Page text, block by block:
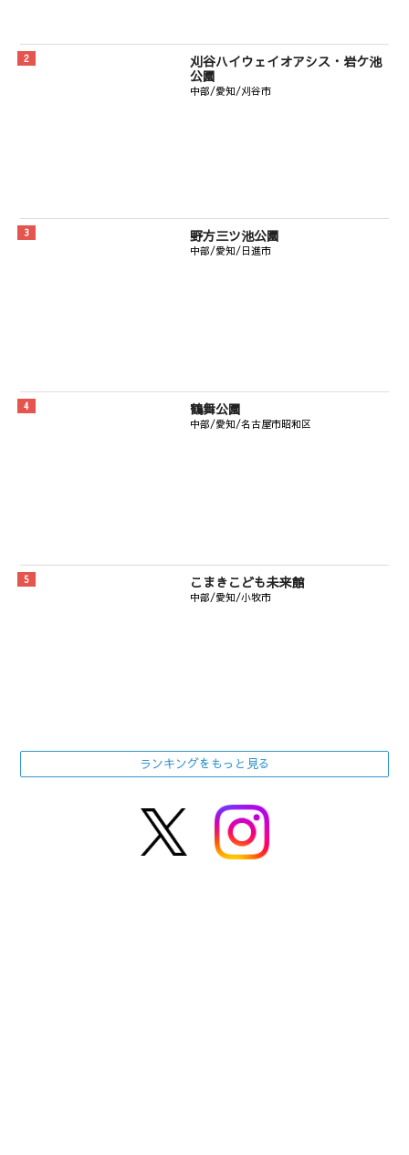
刈谷ハイウェイオアシス・岩ケ池
公園
中部/愛知/刈谷市
野方三ツ池公園
中部/愛知/日進市
鶴舞公園
中部/愛知/名古屋市昭和区
こまきこども未来館
中部/愛知/小牧市
ランキングをもっと見る